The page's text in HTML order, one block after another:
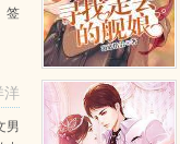
签
洋
男